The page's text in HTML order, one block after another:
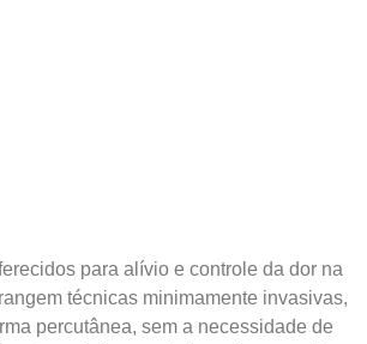
para alívio e controle da dor na
técnicas minimamente invasivas,
percutânea, sem a necessidade de